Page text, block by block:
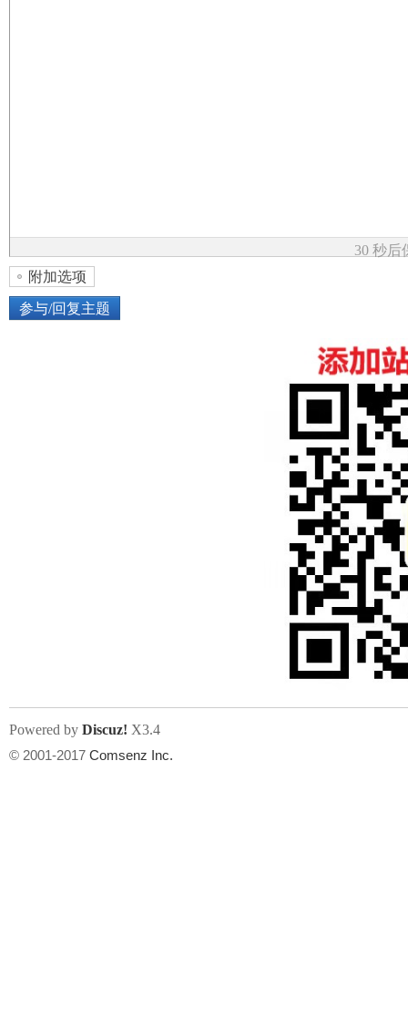
州
30 秒后
附加选项
参与/回复主题
或将图片直接拖到这里
jpg, jpeg, gif, png
上传附件
Powered by Discuz! X3.4
© 2001-2017 Comsenz Inc.